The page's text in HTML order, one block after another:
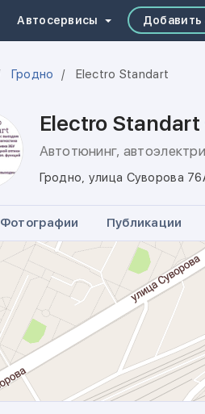
Автосервисы Добавить
Гродно Electro Standart
Electro Standart
Автотюнинг,
Гродно, улица Суворова
Фотографии Публикации